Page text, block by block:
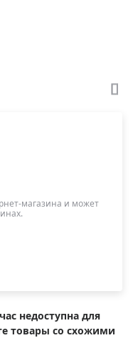
магазина и может
недоступна для
товары со схожими